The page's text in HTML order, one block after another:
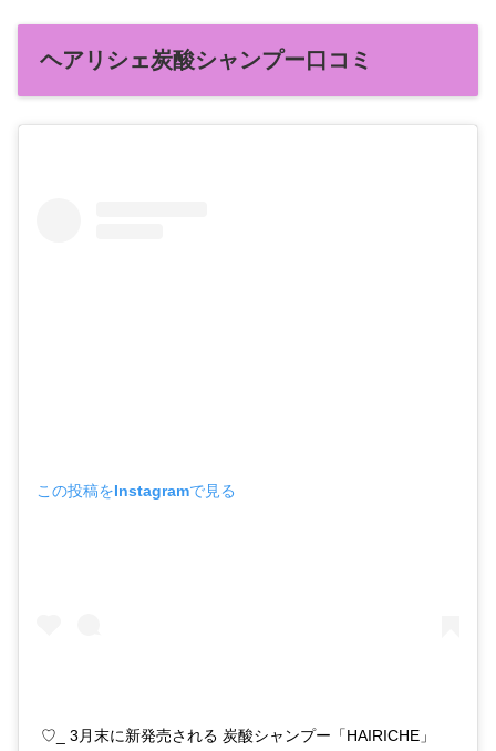
ヘアリシェ炭酸シャンプー口コミ
この投稿をInstagramで見る
♡_ 3月末に新発売される 炭酸シャンプー「HAIRICHE」